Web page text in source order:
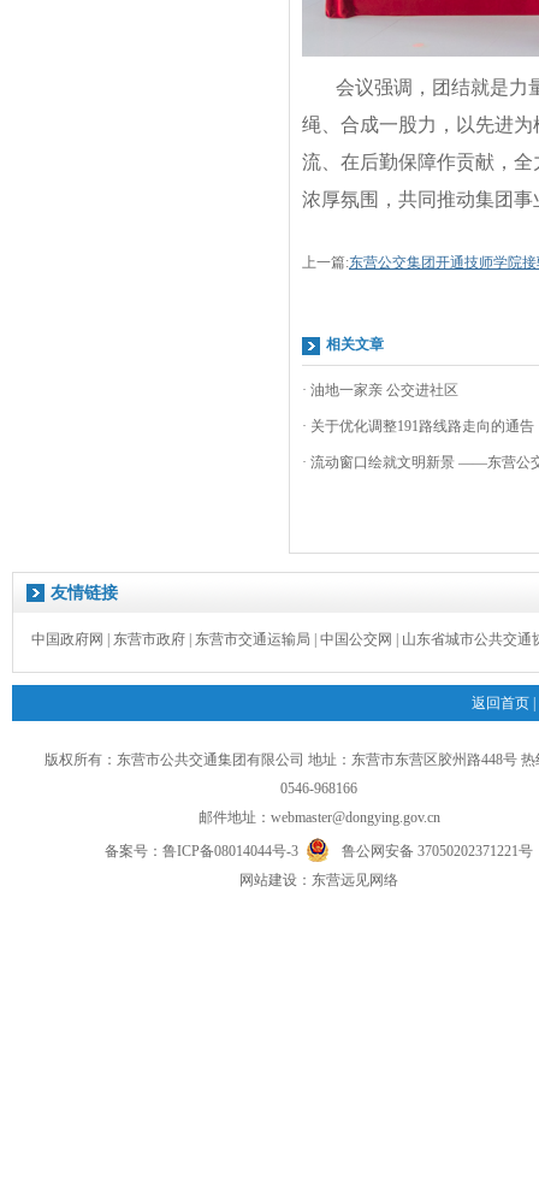
会议强调，团结就是力
绳、合成一股力，以先进
流、在后勤保障作贡献，
浓厚氛围，共同推动集团
上一篇:东营公交集团开通技师学院
相关文章
· 油地一家亲 公交进社区
· 关于优化调整191路线路走向的通告
· 流动窗口绘就文明新景 ——东营公
友情链接
中国政府网 东营市政府 东营市交通运输局 中国公交网 山东省城市公共交通
返回首页
版权所有：东营市公共交通集团有限公司 地址：东营市东营区胶州路448号
0546-968166
邮件地址： webmaster@dongying.gov.cn
备案号： 鲁ICP备08014044号-3
鲁公网安备 37050202371221号
网站建设： 东营远见网络